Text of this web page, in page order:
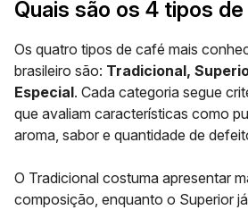
Quais são os 4 tipos
Os quatro tipos de café mais
brasileiro são: Tradicional,
Especial. Cada categoria segue
que avaliam características como
aroma, sabor e quantidade de
O Tradicional costuma apresentar
composição, enquanto o Superior